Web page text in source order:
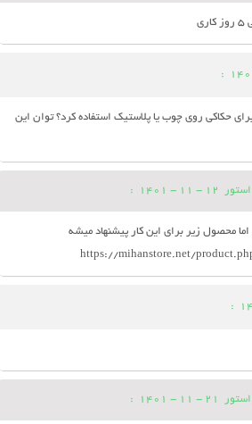
:
برای حکاکی روی چوب یا پلاستیک استفاده کرد؟ توان این
12 - 11 - 1401
:
اما محصول‌ زیر برای این کار پیشنهاد میشه
https://mihanstore.net/
:
21 - 11 - 1401
: